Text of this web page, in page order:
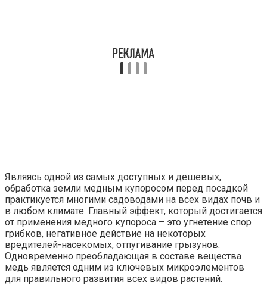
Являясь одной из самых доступных и дешевых,
обработка земли медным купоросом перед посадкой
практикуется многими садоводами на всех видах почв и
в любом климате. Главный эффект, который достигается
от применения медного купороса – это угнетение спор
грибков, негативное действие на некоторых
вредителей-насекомых, отпугивание грызунов.
Одновременно преобладающая в составе вещества
медь является одним из ключевых микроэлементов
для правильного развития всех видов растений.